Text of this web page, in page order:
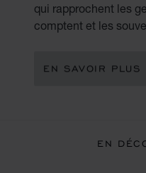
qui rapprochent les
comptent et les
EN SAVOIR PLUS
EN